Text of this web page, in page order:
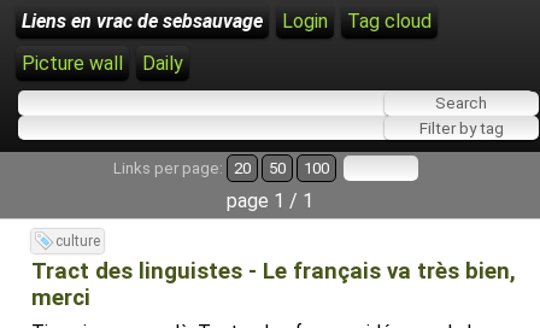
Liens en vrac de sebsauvage Login
Tag cloud
Picture wall
Daily
Links per page: 20 50 100
page 1 / 1
culture
Tract des linguistes - Le français va très bien,
merci